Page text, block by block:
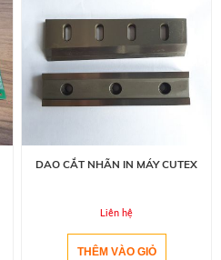
DAO CẮT NHÃN IN MÁY CUTEX
Liên hệ